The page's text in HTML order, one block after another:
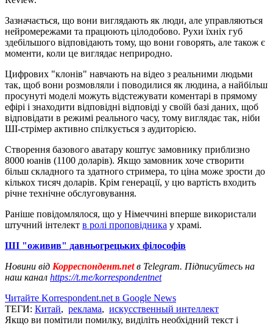
Зазначається, що вони виглядають як люди, але управляються
нейромережами та працюють цілодобово. Рухи їхніх губ
здебільшого відповідають тому, що вони говорять, але також є
моменти, коли це виглядає неприродно.
Цифрових "клонів" навчають на відео з реальними людьми
так, щоб вони розмовляли і поводилися як людина, а найбільш
просунуті моделі можуть відстежувати коментарі в прямому
ефірі і знаходити відповідні відповіді у своїй базі даних, щоб
відповідати в режимі реального часу, тому виглядає так, ніби
ШІ-стрімер активно спілкується з аудиторією.
Створення базового аватару коштує замовнику приблизно
8000 юанів (1100 доларів). Якщо замовник хоче створити
більш складного та здатного стримера, то ціна може зрости до
кількох тисяч доларів. Крім генерації, у цю вартість входить
річне технічне обслуговування.
Раніше повідомлялося, що у Німеччині вперше використали
штучний інтелект в ролі проповідника у храмі.
ШІ "оживив" давньогрецьких філософів
Новини від Корреспондент.netв Telegram. Підписуйтесь на
наш канал https://t.me/korrespondentnet
Читайте Korrespondent.net в Google News
ТЕГИ: Китай, реклама, искусственный интеллект
Якщо ви помітили помилку, виділіть необхідний текст і